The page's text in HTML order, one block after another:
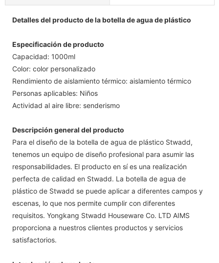
Detalles del producto de la botella de agua de plástico
Especificación de producto
Capacidad: 1000ml
Color: color personalizado
Rendimiento de aislamiento térmico: aislamiento térmico
Personas aplicables: Niños
Actividad al aire libre: senderismo
Descripción general del producto
Para el diseño de la botella de agua de plástico Stwadd,
tenemos un equipo de diseño profesional para asumir las
responsabilidades. El producto en sí es una realización
perfecta de calidad en Stwadd. La botella de agua de
plástico de Stwadd se puede aplicar a diferentes campos y
escenas, lo que nos permite cumplir con diferentes
requisitos. Yongkang Stwadd Houseware Co. LTD AIMS
proporciona a nuestros clientes productos y servicios
satisfactorios.